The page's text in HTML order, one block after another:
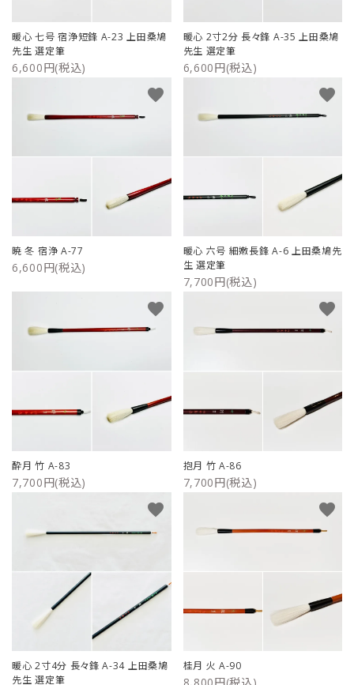
暖心 七号 宿浄短鋒 A-23 上田桑鳩
先生 選定筆
6,600円(税込)
暖心 2寸2分 長々鋒 A-35 上田桑鳩
先生 選定筆
6,600円(税込)
暁 冬 宿浄 A-77
6,600円(税込)
favorite
暖心 六号 細嫩長鋒 A-6 上田桑鳩先
生 選定筆
7,700円(税込)
favorite
酔月 竹 A-83
7,700円(税込)
favorite
抱月 竹 A-86
7,700円(税込)
favorite
暖心 2寸4分 長々鋒 A-34 上田桑鳩
先生 選定筆
favorite
桂月 火 A-90
favorite